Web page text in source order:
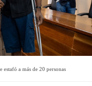
a más de 20 personas